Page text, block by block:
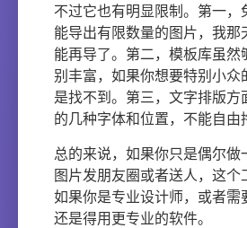
不过它也有明显限制。第一，
能导出有限数量的图片，我那
能再导了。第二，模板库虽然
别丰富，如果你想要特别小众
是找不到。第三，文字排版方
的几种字体和位置，不能自由
总的来说，如果你只是偶尔做
图片发朋友圈或者送人，这个
如果你是专业设计师，或者需
还是得用更专业的软件。